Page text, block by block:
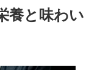
養と味わい